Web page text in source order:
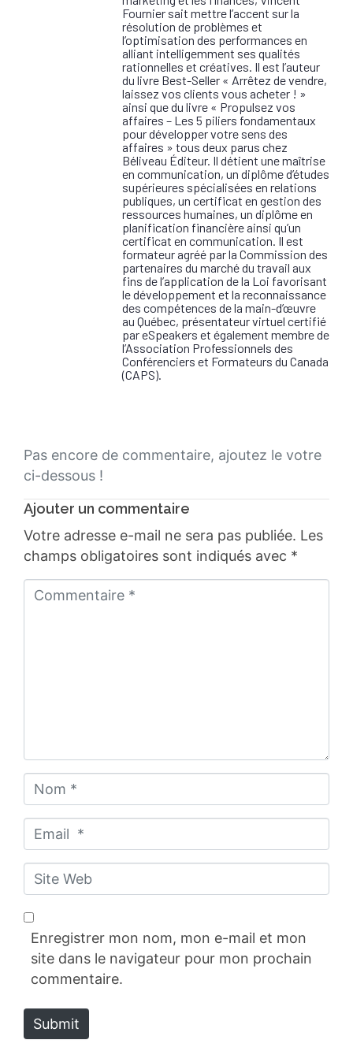
Fournier sait mettre l’accent sur la
résolution de problèmes et
l’optimisation des performances en
alliant intelligemment ses qualités
rationnelles et créatives. Il est l’auteur
du livre Best-Seller « Arrêtez de vendre,
laissez vos clients vous acheter ! »
ainsi que du livre « Propulsez vos
affaires – Les 5 piliers fondamentaux
pour développer votre sens des
affaires » tous deux parus chez
Béliveau Éditeur. Il détient une maîtrise
en communication, un diplôme d’études
supérieures spécialisées en relations
publiques, un certificat en gestion des
ressources humaines, un diplôme en
planification financière ainsi qu’un
certificat en communication. Il est
formateur agréé par la Commission des
partenaires du marché du travail aux
fins de l’application de la Loi favorisant
le développement et la reconnaissance
des compétences de la main-d’œuvre
au Québec, présentateur virtuel certifié
par eSpeakers et également membre de
l’Association Professionnels des
Conférenciers et Formateurs du Canada
(CAPS).
Pas encore de commentaire, ajoutez le votre
ci-dessous !
Ajouter un commentaire
Votre adresse e-mail ne sera pas publiée. Les
champs obligatoires sont indiqués avec *
r
o
m
m
a
l
i
t
W
Enregistrer mon nom, mon e-mail et mon
site dans le navigateur pour mon prochain
commentaire.
Submit